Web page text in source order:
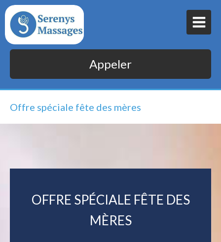
Appeler
Offre spéciale fête des mères
OFFRE SPÉCIALE FÊTE DES
MÈRES